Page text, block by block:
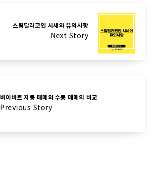
스팀달러코인 시세와 유의사항
Next Story
바이비트 자동 매매와 수동 매매의 비교
Previous Story